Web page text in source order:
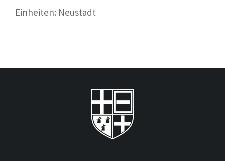
Einheiten: Neustadt